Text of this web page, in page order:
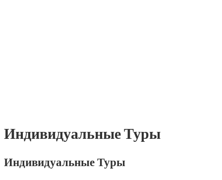
Индивидуальные Туры
Индивидуальные Туры